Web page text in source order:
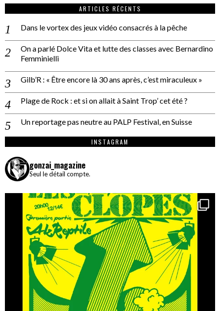
ARTICLES RÉCENTS
Dans le vortex des jeux vidéo consacrés à la pêche
On a parlé Dolce Vita et lutte des classes avec Bernardino
Femminielli
Gilb’R : « Être encore là 30 ans après, c’est miraculeux »
Plage de Rock : et si on allait à Saint Trop’ cet été ?
Un reportage pas neutre au PALP Festival, en Suisse
INSTAGRAM
gonzai_magazine
Seul le détail compte.